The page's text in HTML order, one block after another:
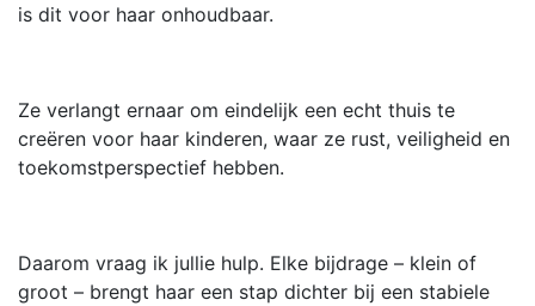
is dit voor haar onhoudbaar.
Ze verlangt ernaar om eindelijk een echt thuis te
creëren voor haar kinderen, waar ze rust, veiligheid en
toekomstperspectief hebben.
Daarom vraag ik jullie hulp. Elke bijdrage – klein of
groot – brengt haar een stap dichter bij een stabiele